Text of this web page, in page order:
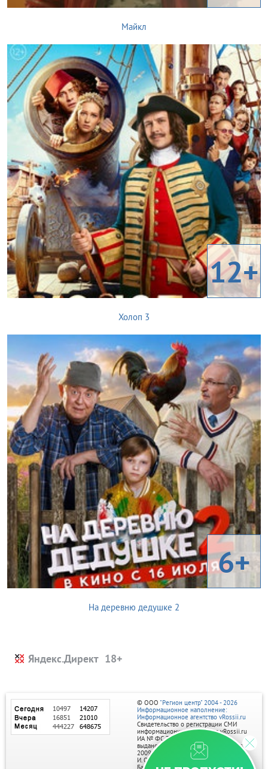
Майкл
12+
Холоп 3
6+
На деревню дедушке 2
Яндекс.Директ
© ООО "Регион центр" 2004 - 2026
Информационное наполнение:
Информационное агентство vRossii.ru
Свидетельство о регистрации СМИ
информационного агентства vRossii.ru
ИА № ФС 77‑35502
выдано РОСКОМНАДЗОРом 04 марта
2009г.
И. О. Главного редактора Нарыков А. Н.
Баннеры на портале размещаются на